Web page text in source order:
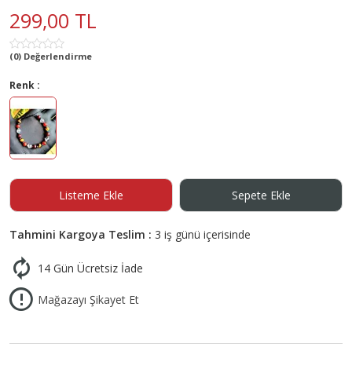
299,00 TL
(0) Değerlendirme
Renk :
Listeme Ekle Sepete Ekle
Tahmini Kargoya Teslim : 3 iş günü içerisinde
14 Gün Ücretsiz İade
Mağazayı Şikayet Et